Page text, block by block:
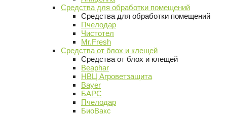
Средства для обработки помещений
Средства для обработки помещений
Пчелодар
Чистотел
Mr.Fresh
Средства от блох и клещей
Средства от блох и клещей
Beaphar
НВЦ Агроветзащита
Bayer
БАРС
Пчелодар
БиоВакс